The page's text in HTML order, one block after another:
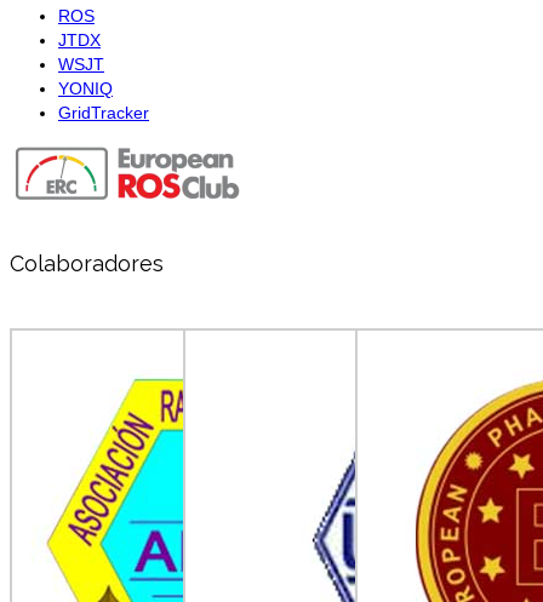
ROS
JTDX
WSJT
YONIQ
GridTracker
Colaboradores